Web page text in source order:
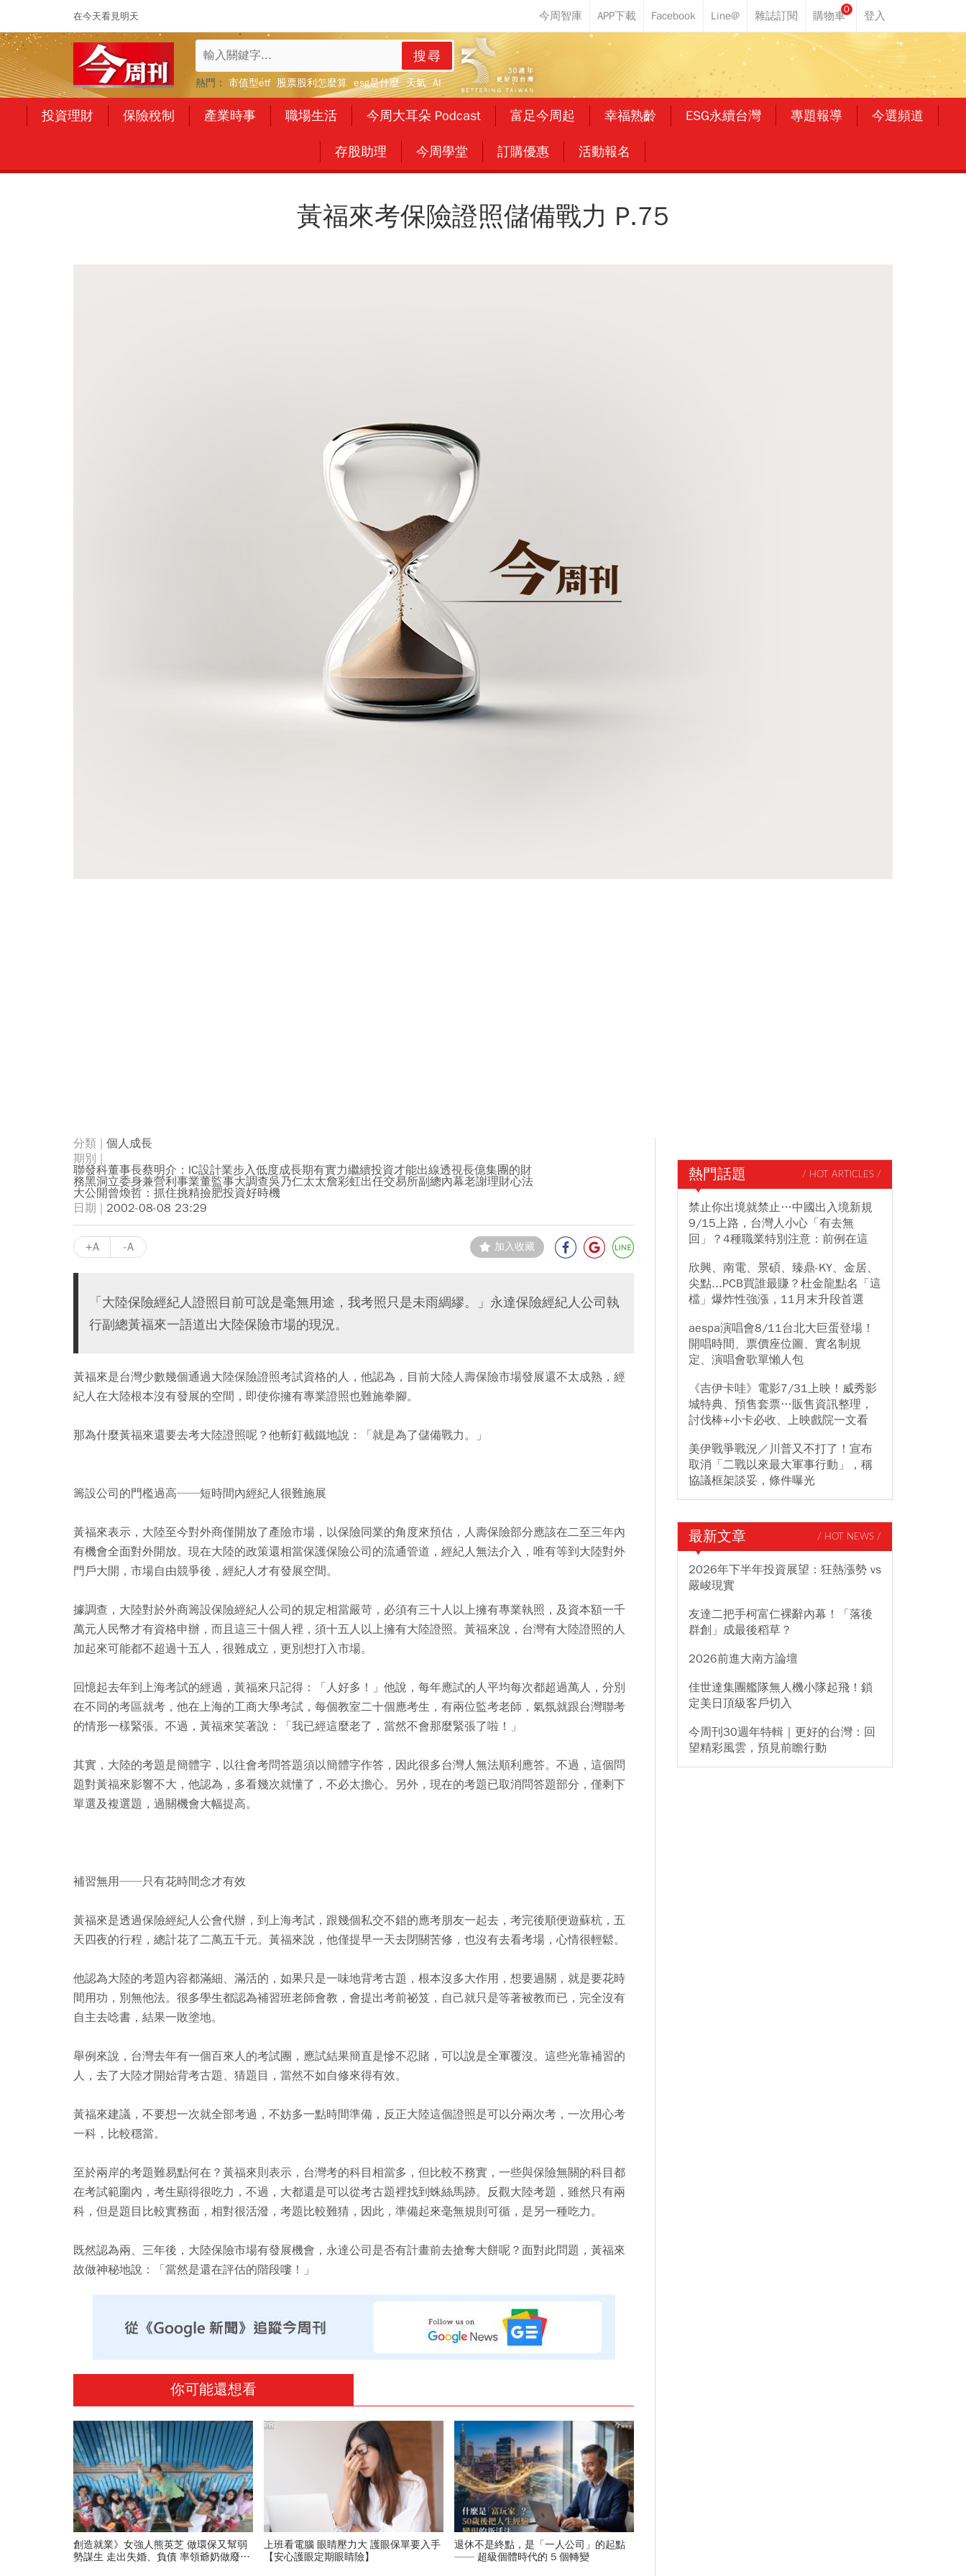
在今天看見明天
0
搜尋
熱門： 市值型etf 股票股利怎麼算 esg是什麼 天氣 AI
投資理財 保險稅制 產業時事 職場生活 今周大耳朵 Podcast 富足今周起 幸福熟齡 ESG永續台灣 專題報導 今選頻道
存股助理 今周學堂 訂購優惠 活動報名
黃福來考保險證照儲備戰力 P.75
個人成長
聯發科董事長蔡明介：IC設計業步入低度成長期有實力繼續投資才能出線透視長億集團的財
務黑洞立委身兼營利事業董監事大調查吳乃仁太太詹彩虹出任交易所副總內幕老謝理財心法
大公開曾煥哲：抓住挑精撿肥投資好時機
2002-08-08 23:29
+A -A 加入收藏
「大陸保險經紀人證照目前可說是毫無用途，我考照只是未雨綢繆。」永達保險經紀人公司執
行副總黃福來一語道出大陸保險市場的現況。
黃福來是台灣少數幾個通過大陸保險證照考試資格的人，他認為，目前大陸人壽保險市場發展還不太成熟，經
紀人在大陸根本沒有發展的空間，即使你擁有專業證照也難施拳腳。
那為什麼黃福來還要去考大陸證照呢？他斬釘截鐵地說：「就是為了儲備戰力。」
籌設公司的門檻過高──短時間內經紀人很難施展
黃福來表示，大陸至今對外商僅開放了產險市場，以保險同業的角度來預估，人壽保險部分應該在二至三年內
有機會全面對外開放。現在大陸的政策還相當保護保險公司的流通管道，經紀人無法介入，唯有等到大陸對外
門戶大開，市場自由競爭後，經紀人才有發展空間。
據調查，大陸對於外商籌設保險經紀人公司的規定相當嚴苛，必須有三十人以上擁有專業執照，及資本額一千
萬元人民幣才有資格申辦，而且這三十個人裡，須十五人以上擁有大陸證照。黃福來說，台灣有大陸證照的人
加起來可能都不超過十五人，很難成立，更別想打入市場。
回憶起去年到上海考試的經過，黃福來只記得：「人好多！」他說，每年應試的人平均每次都超過萬人，分別
在不同的考區就考，他在上海的工商大學考試，每個教室二十個應考生，有兩位監考老師，氣氛就跟台灣聯考
的情形一樣緊張。不過，黃福來笑著說：「我已經這麼老了，當然不會那麼緊張了啦！」
其實，大陸的考題是簡體字，以往會考問答題須以簡體字作答，因此很多台灣人無法順利應答。不過，這個問
題對黃福來影響不大，他認為，多看幾次就懂了，不必太擔心。另外，現在的考題已取消問答題部分，僅剩下
單選及複選題，過關機會大幅提高。
補習無用──只有花時間念才有效
黃福來是透過保險經紀人公會代辦，到上海考試，跟幾個私交不錯的應考朋友一起去，考完後順便遊蘇杭，五
天四夜的行程，總計花了二萬五千元。黃福來說，他僅提早一天去閉關苦修，也沒有去看考場，心情很輕鬆。
他認為大陸的考題內容都滿細、滿活的，如果只是一味地背考古題，根本沒多大作用，想要過關，就是要花時
間用功，別無他法。很多學生都認為補習班老師會教，會提出考前祕笈，自己就只是等著被教而已，完全沒有
自主去唸書，結果一敗塗地。
舉例來說，台灣去年有一個百來人的考試團，應試結果簡直是慘不忍賭，可以說是全軍覆沒。這些光靠補習的
人，去了大陸才開始背考古題、猜題目，當然不如自修來得有效。
黃福來建議，不要想一次就全部考過，不妨多一點時間準備，反正大陸這個證照是可以分兩次考，一次用心考
一科，比較穩當。
至於兩岸的考題難易點何在？黃福來則表示，台灣考的科目相當多，但比較不務實，一些與保險無關的科目都
在考試範圍內，考生顯得很吃力，不過，大都還是可以從考古題裡找到蛛絲馬跡。反觀大陸考題，雖然只有兩
科，但是題目比較實務面，相對很活潑，考題比較難猜，因此，準備起來毫無規則可循，是另一種吃力。
既然認為兩、三年後，大陸保險市場有發展機會，永達公司是否有計畫前去搶奪大餅呢？面對此問題，黃福來
故做神秘地說：「當然是還在評估的階段嘍！」
你可能還想看
創造就業》女強人熊英芝 做環保又幫弱
勢謀生 走出失婚、負債 率領爺奶做廢木
上班看電腦 眼睛壓力大 護眼保單要入手
【安心護眼定期眼睛險】
PR
退休不是終點，是「一人公司」的起點
—— 超級個體時代的 5 個轉變
熱門話題 / HOT ARTICLES /
禁止你出境就禁止…中國出入境新規
9/15上路，台灣人小心「有去無
回」？4種職業特別注意：前例在這
欣興、南電、景碩、臻鼎-KY、金居、
尖點...PCB買誰最賺？杜金龍點名「這
檔」爆炸性強漲，11月末升段首選
aespa演唱會8/11台北大巨蛋登場！
開唱時間、票價座位圖、實名制規
定、演唱會歌單懶人包
《吉伊卡哇》電影7/31上映！威秀影
城特典、預售套票…販售資訊整理，
討伐棒+小卡必收、上映戲院一文看
美伊戰爭戰況／川普又不打了！宣布
取消「二戰以來最大軍事行動」，稱
協議框架談妥，條件曝光
最新文章 / HOT NEWS /
2026年下半年投資展望：狂熱漲勢 vs
嚴峻現實
友達二把手柯富仁裸辭內幕！「落後
群創」成最後稻草？
2026前進大南方論壇
佳世達集團艦隊無人機小隊起飛！鎖
定美日頂級客戶切入
今周刊30週年特輯｜更好的台灣：回
望精彩風雲，預見前瞻行動